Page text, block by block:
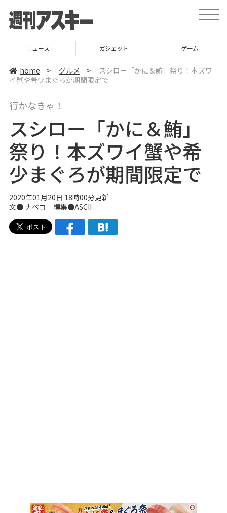
t
o
v
ニュース ガジェット ゲーム
home > グルメ >
スシロー「かに＆鮪」祭り！本ズワ
イ蟹や希少まぐろが期間限定で
行かなきゃ！
スシロー「かに＆鮪」
祭り！本ズワイ蟹や希
少まぐろが期間限定で
2020年01月20日 18時00分更新
文● ナベコ 編集●ASCII